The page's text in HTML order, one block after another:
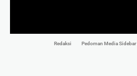
Redaksi Pedoman Media Sidebar